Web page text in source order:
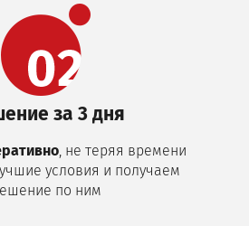
за 3 дня
, не теряя времени
условия и получаем
по ним